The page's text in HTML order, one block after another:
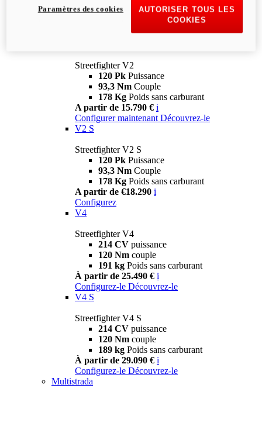
Streetfighter V2
120 Pk Puissance
93,3 Nm Couple
178 Kg Poids sans carburant
A partir de 15.790 € i
Configurer maintenant Découvrez-le
V2 S
Streetfighter V2 S
120 Pk Puissance
93,3 Nm Couple
178 Kg Poids sans carburant
A partir de €18.290 i
Configurez
V4
Streetfighter V4
214 CV puissance
120 Nm couple
191 kg Poids sans carburant
À partir de 25.490 € i
Configurez-le Découvrez-le
V4 S
Streetfighter V4 S
214 CV puissance
120 Nm couple
189 kg Poids sans carburant
À partir de 29.090 € i
Configurez-le Découvrez-le
Multistrada
AUTORISER TOUS LES
COOKIES
Paramètres des cookies